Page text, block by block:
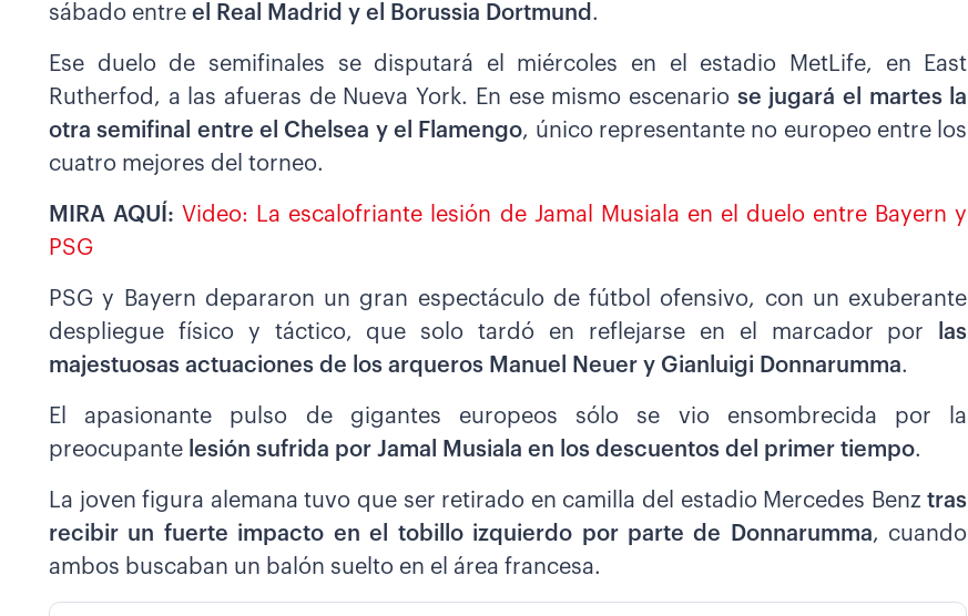
sábado entre el Real Madrid y el Borussia Dortmund .
Ese duelo de semifinales se disputará el miércoles en el estadio MetLife, en East
Rutherfod, a las afueras de Nueva York. En ese mismo escenario se jugará el martes la
otra semifinal entre el Chelsea y el Flamengo, único representante no europeo entre los
cuatro mejores del torneo.
MIRA AQUÍ: Video: La escalofriante lesión de Jamal Musiala en el duelo entre Bayern y
PSG
PSG y Bayern depararon un gran espectáculo de fútbol ofensivo, con un exuberante
despliegue físico y táctico, que solo tardó en reflejarse en el marcador por
las
majestuosas actuaciones de los arqueros Manuel Neuer y Gianluigi Donnarumma.
El apasionante pulso de gigantes europeos sólo se vio ensombrecida por la
preocupante lesión sufrida por Jamal Musiala en los descuentos del primer tiempo.
La joven figura alemana tuvo que ser retirado en camilla del estadio Mercedes Benztras
recibir un fuerte impacto en el tobillo izquierdo por parte de Donnarumma, cuando
ambos buscaban un balón suelto en el área francesa.